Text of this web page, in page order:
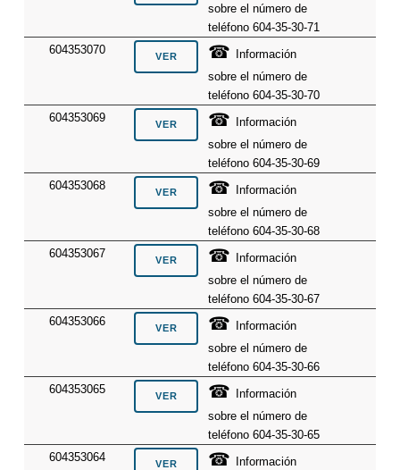
sobre el número de
teléfono 604-35-30-71
604353070
☎ Información
sobre el número de
teléfono 604-35-30-70
604353069
☎ Información
sobre el número de
teléfono 604-35-30-69
604353068
☎ Información
sobre el número de
teléfono 604-35-30-68
604353067
☎ Información
sobre el número de
teléfono 604-35-30-67
604353066
☎ Información
sobre el número de
teléfono 604-35-30-66
604353065
☎ Información
sobre el número de
teléfono 604-35-30-65
604353064
☎ Información